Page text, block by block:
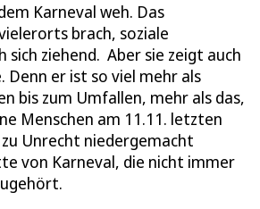
Karneval weh. Das
brach, soziale
sich ziehend. Aber sie zeigt auch
Denn er ist so viel mehr als
bis zum Umfallen, mehr als das,
Menschen am 11.11. letzten
Unrecht niedergemacht
von Karneval, die nicht immer